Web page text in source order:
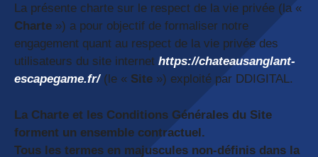
La présente charte sur le respect de la vie privée (la «
Charte ») a pour objectif de formaliser notre
engagement quant au respect de la vie privée des
utilisateurs du site internet https://chateausanglant-
escapegame.fr/ (le « Site ») exploité par DDIGITAL.
La Charte et les Conditions Générales du Site
forment un ensemble contractuel.
Tous les termes en majuscules non-définis dans la